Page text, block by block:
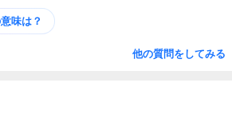
味は？
他の質問をしてみる